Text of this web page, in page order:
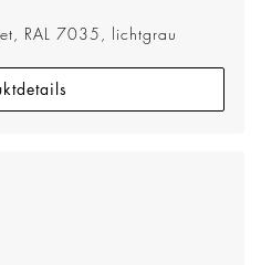
RAL 7035, lichtgrau